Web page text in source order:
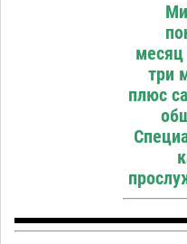
месяц
три
плюс